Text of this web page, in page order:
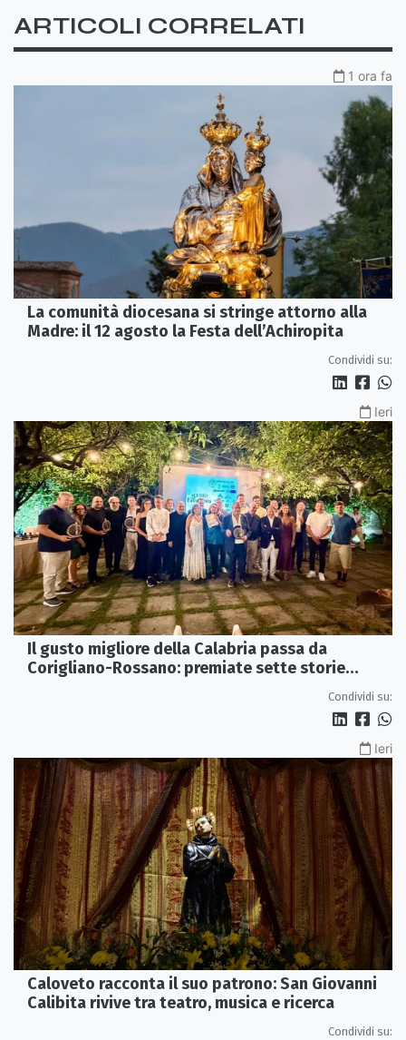
ARTICOLI CORRELATI
1 ora fa
La comunità diocesana si stringe attorno alla
Madre: il 12 agosto la Festa dell’Achiropita
Condividi su:
Ieri
Il gusto migliore della Calabria passa da
Corigliano-Rossano: premiate sette storie
Condividi su:
Ieri
Caloveto racconta il suo patrono: San Giovanni
Calibita rivive tra teatro, musica e ricerca
Condividi su: